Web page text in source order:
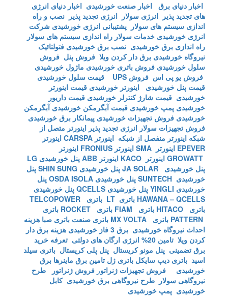
اخبار دنیای برق اخبار صنعت خورشیدی اخبار دنیای انرژی
های تجدید پذیر انرژی سولار انرژی تجدید پذیر نصب و راه
اندازی سیستم های سولار پشتیبانی انرژی خورشیدی شرکت
انرژی خورشیدی خدمات سولار راه اندازی سیستم های سولار
راه اندازی برق خورشیدی نصب برق خورشیدی فتولتائیک
نیروگاه خورشیدی برق دار کردن ویلا فروش پنل فروش
سلول خورشیدی فروش باتری خورشیدی ماژول خورشیدی
فروش یو پی اس فروش UPS
قیمت سلول خورشیدی
قیمت پنل خورشیدی
اینورتر خورشیدی قیمت اینورتر
خورشیدی قیمت شارژ کنترلر خورشیدی قیمت داریور
خورشیدی پمپ خورشیدی قیمت آبگرمکن خورشیدی آبگرمکن
خورشیدی فروش تجهیزات خورشیدی پیمانکار برق خورشیدی
فروش تجهیزات سولار انرژی تجدید پذیر اینورتر متصل از
شبکه اینورتر منفصل از شبکه اینورتر CARSPA
اینورتر
EPEVER اینورتر SMA اینورتر FRONIUS
اینورتر
اینورتر KACO اینورتر ABB
پنل خورشیدی LG
پنل خورشیدی JA SOLAR
پنل خورشیدی SHIN SUNG
پنل
خورشیدی SUNTECH
پنل خورشیدی OSDA ISOLA
پنل
خورشیدی YINGLI
پنل خورشیدی QCELLS
پنل خورشیدی
HAWANA – QCELLS باتری LT
باتری TELCOPOWER
باتری HITACO
باتری FIAM باتری ROCKET
باتری
باتری MX VOLTA باتری صنعت باتری صبا هزینه
احداث نیروگاه خورشیدی برق 3 فاز خورشیدی
هزینه برق دار
کردن ویلا تامین 20% انرژی ارگان های دولتی
تعرفه خرید
برق تضمینی پنل مونو کریستال پنل پلی کریستال باتری سیلد
اسید باتری دیپ سایکل باتری ژل تامین برق ماینرها برق
خورشیدی
فروش تجهیزات ژنراتور فروش ژنراتور
طرح
نیروگاهی سولار طرح نیروگاهی برق خورشیدی کابل
خورشیدی پمپ خورشیدی